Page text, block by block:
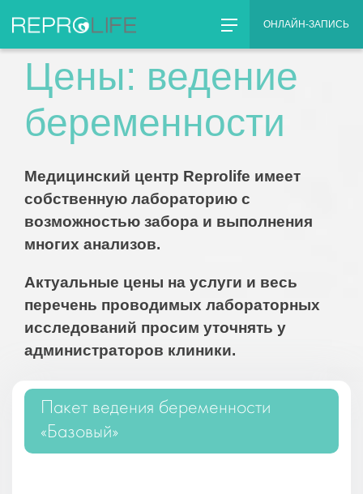
content
ОНЛАЙН-ЗАПИСЬ
Главная »Цены
Цены: ведение
беременности
Медицинский центр Reprolife имеет
собственную лабораторию с
возможностью забора и выполнения
многих анализов.
Актуальные цены на услуги и весь
перечень проводимых лабораторных
исследований просим уточнять у
администраторов клиники.
Пакет ведения беременности
«Базовый»